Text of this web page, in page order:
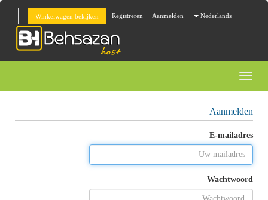
Nederlands
Aanmelden
Registreren
Winkelwagen bekijken
Toggle
Aanmelden
E-mailadres
Wachtwoord